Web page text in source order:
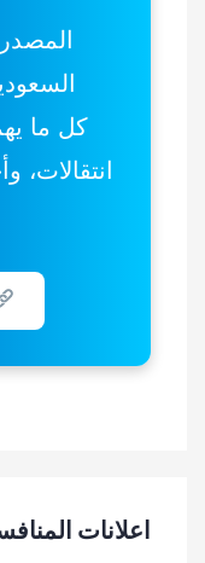
المصدر
كل ما
انتقالات،
اعلانات